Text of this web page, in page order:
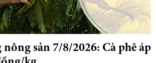
sản 7/8/2026: Cà phê áp